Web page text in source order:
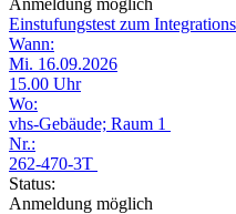
Einstufungstest zum
Wann:
Mi. 16.09.2026
15.00 Uhr
Wo:
vhs-Gebäude; Raum 1
Nr.:
262-470-3T
Status:
Anmeldung möglich